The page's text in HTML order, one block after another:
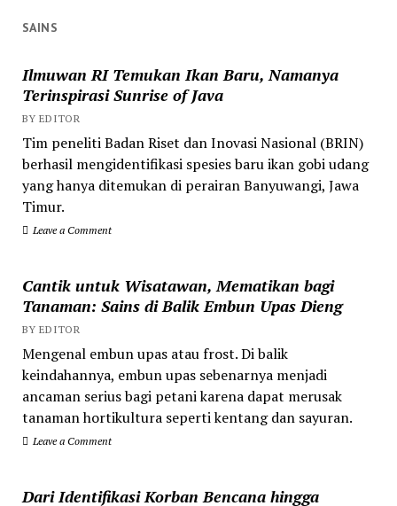
SAINS
Ilmuwan RI Temukan Ikan Baru, Namanya
Terinspirasi Sunrise of Java
BY EDITOR
Tim peneliti Badan Riset dan Inovasi Nasional (BRIN)
berhasil mengidentifikasi spesies baru ikan gobi udang
yang hanya ditemukan di perairan Banyuwangi, Jawa
Timur.
Leave a Comment
Cantik untuk Wisatawan, Mematikan bagi
Tanaman: Sains di Balik Embun Upas Dieng
BY EDITOR
Mengenal embun upas atau frost. Di balik
keindahannya, embun upas sebenarnya menjadi
ancaman serius bagi petani karena dapat merusak
tanaman hortikultura seperti kentang dan sayuran.
Leave a Comment
Dari Identifikasi Korban Bencana hingga